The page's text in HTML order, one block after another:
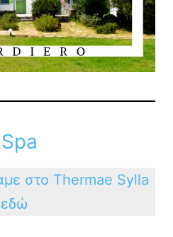
στο Thermae Sylla
εδώ